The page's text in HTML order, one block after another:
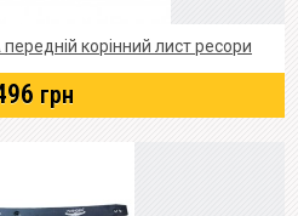
корінний лист ресори
грн